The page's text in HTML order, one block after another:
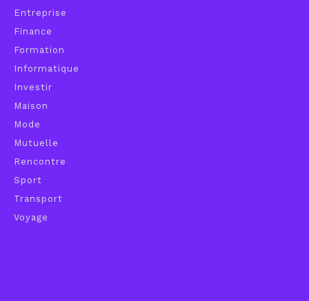
Entreprise
Finance
Formation
Informatique
Investir
Maison
Mode
Mutuelle
Rencontre
Sport
Transport
Voyage